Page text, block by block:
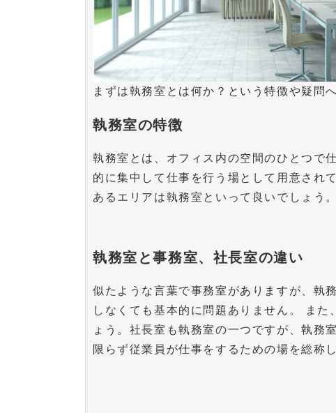
まずは執務室とは何か？という特徴や疑問
執務室の特徴
執務室とは、オフィス内の空間のひとつで
的に集中して仕事を行う場として用意され
あるエリアは執務室といって良いでしょう。
執務室と事務室、社長室の違い
似たような言葉で事務室がありますが、執
しなくても基本的に問題ありません。 ま
ょう。社長室も執務室の一つですが、執務
限らず従業員が仕事をするための場を総称